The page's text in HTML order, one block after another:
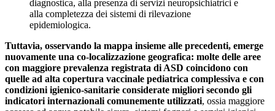
diagnostica, alla presenza di servizi neuropsichiatrici e
alla completezza dei sistemi di rilevazione
epidemiologica.
Tuttavia, osservando la mappa insieme alle precedenti, emerge
nuovamente una co-localizzazione geografica: molte delle aree
con maggiore prevalenza registrata di ASD coincidono con
quelle ad alta copertura vaccinale pediatrica complessiva e con
condizioni igienico-sanitarie considerate migliori secondo gli
indicatori internazionali comunemente utilizzati, ossia maggiore